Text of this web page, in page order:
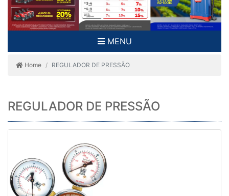
MENU
Home REGULADOR DE PRESSÃO
REGULADOR DE PRESSÃO